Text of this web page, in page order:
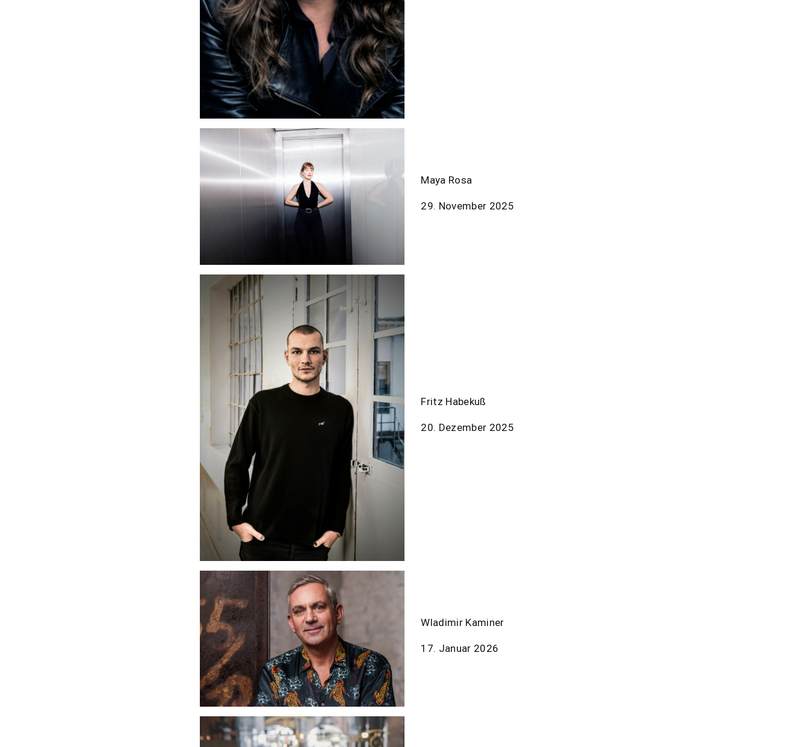
Maya Rosa
29. November 2025
Fritz Habekuß
20. Dezember 2025
Wladimir Kaminer
17. Januar 2026